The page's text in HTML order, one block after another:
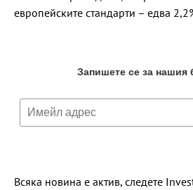
европейските стандарти – едва
Всяка новина е актив, следете